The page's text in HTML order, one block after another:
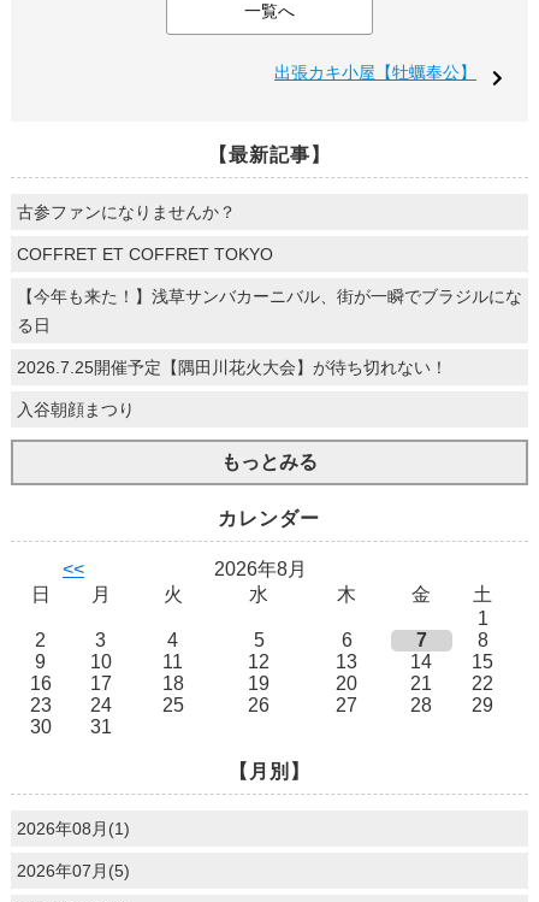
一覧へ
出張カキ小屋【牡蠣奉公】
【最新記事】
古参ファンになりませんか？
COFFRET ET COFFRET TOKYO
【今年も来た！】浅草サンバカーニバル、街が一瞬でブラジルにな
る日
2026.7.25開催予定【隅田川花火大会】が待ち切れない！
入谷朝顔まつり
もっとみる
カレンダー
<<
2026年8月
日
月 火 水 木 金
土
1
2
3 4 5 6 7
8
9
10 11 12 13 14
15
16
17 18 19 20 21
22
23
24 25 26 27 28
29
30
31
【月別】
2026年08月(1)
2026年07月(5)